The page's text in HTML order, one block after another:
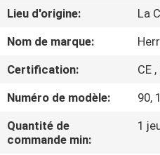
PROPOS
DE
NOUS
VISITE
D'USINE
Lieu d'origine:
La
Nom de marque:
Certification:
CE
Numéro de modèle:
90,
Quantité de
commande min:
1